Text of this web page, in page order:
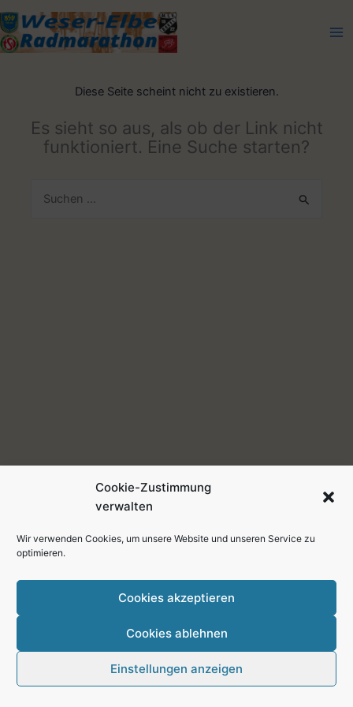
Cookie-Zustimmung
verwalten
Wir verwenden Cookies, um unsere Website und unseren Service zu
optimieren.
Cookies akzeptieren
Cookies ablehnen
Einstellungen anzeigen
Zum
Inhalt
springen
Diese Seite scheint nicht zu existieren.
Es sieht so aus, als ob der Link nicht
funktioniert. Eine Suche starten?
Suchen
Copyright © 2026 Weser-Elbe-Radmarathon
Datenschutzerklärung
Disclaimer
Impressum
Cookie-Richtlinie (EU)